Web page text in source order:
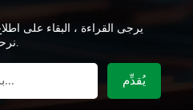
يرجى القراءة ، البقاء على
نرحب بك لإخبارنا برأيك.